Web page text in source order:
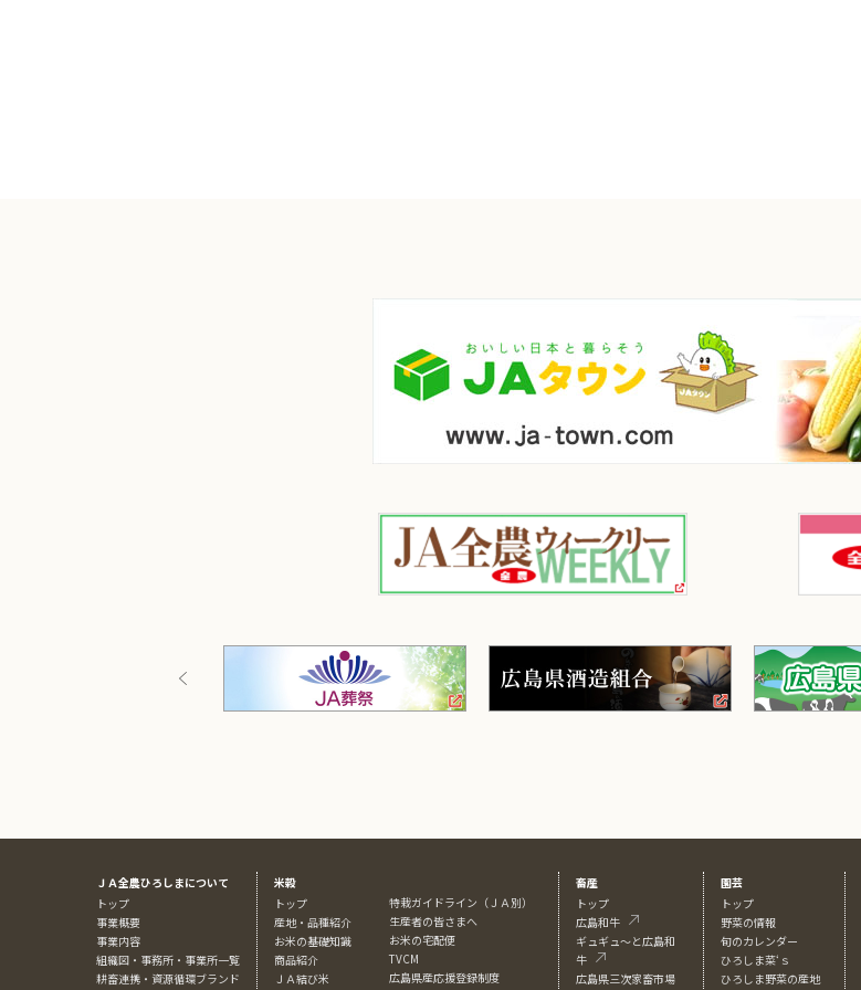
ＪＡ全農ひろしまについて
トップ
事業概要
事業内容
組織図・事務所・事業所一覧
耕畜連携・資源循環ブランド
米穀
トップ
産地・品種紹介
お米の基礎知識
商品紹介
ＪＡ結び米
特栽ガイドライン（ＪＡ別）
生産者の皆さまへ
お米の宅配便
TVCM
広島県産応援登録制度
畜産
トップ
広島和牛
ギュギュ～と広島和
牛
広島県三次家畜市場
園芸
トップ
野菜の情報
旬のカレンダー
ひろしま菜‘ｓ
ひろしま野菜の産地